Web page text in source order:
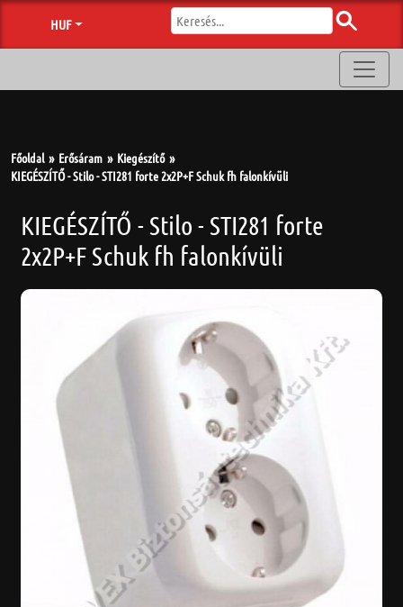
HUF
Főoldal Erősáram
Kiegészítő
KIEGÉSZÍTŐ - Stilo - STI281 forte 2x2P+F Schuk fh falonkívüli
KIEGÉSZÍTŐ - Stilo - STI281 forte
2x2P+F Schuk fh falonkívüli